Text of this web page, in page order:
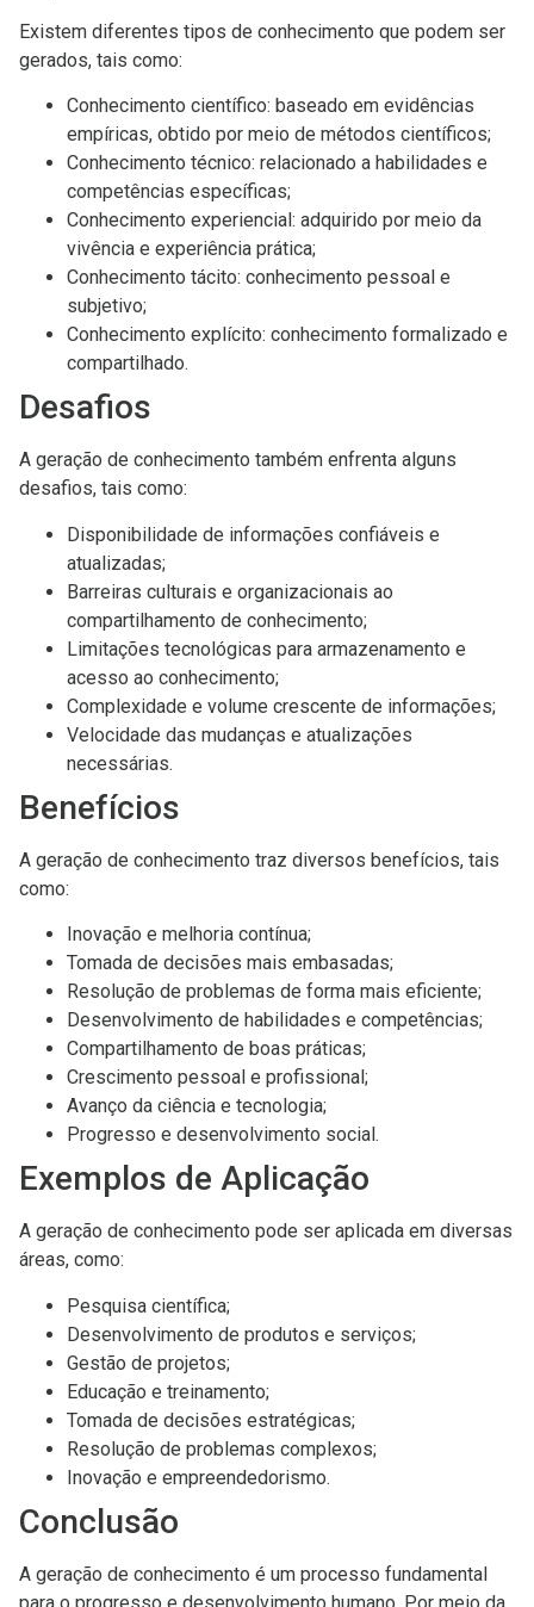
Existem diferentes tipos de conhecimento que podem ser
gerados, tais como:
Conhecimento científico: baseado em evidências
empíricas, obtido por meio de métodos científicos;
Conhecimento técnico: relacionado a habilidades e
competências específicas;
Conhecimento experiencial: adquirido por meio da
vivência e experiência prática;
Conhecimento tácito: conhecimento pessoal e
subjetivo;
Conhecimento explícito: conhecimento formalizado e
compartilhado.
Desafios
A geração de conhecimento também enfrenta alguns
desafios, tais como:
Disponibilidade de informações confiáveis e
atualizadas;
Barreiras culturais e organizacionais ao
compartilhamento de conhecimento;
Limitações tecnológicas para armazenamento e
acesso ao conhecimento;
Complexidade e volume crescente de informações;
Velocidade das mudanças e atualizações
necessárias.
Benefícios
A geração de conhecimento traz diversos benefícios, tais
como:
Inovação e melhoria contínua;
Tomada de decisões mais embasadas;
Resolução de problemas de forma mais eficiente;
Desenvolvimento de habilidades e competências;
Compartilhamento de boas práticas;
Crescimento pessoal e profissional;
Avanço da ciência e tecnologia;
Progresso e desenvolvimento social.
Exemplos de Aplicação
A geração de conhecimento pode ser aplicada em diversas
áreas, como:
Pesquisa científica;
Desenvolvimento de produtos e serviços;
Gestão de projetos;
Educação e treinamento;
Tomada de decisões estratégicas;
Resolução de problemas complexos;
Inovação e empreendedorismo.
Conclusão
A geração de conhecimento é um processo fundamental
para o progresso e desenvolvimento humano. Por meio da